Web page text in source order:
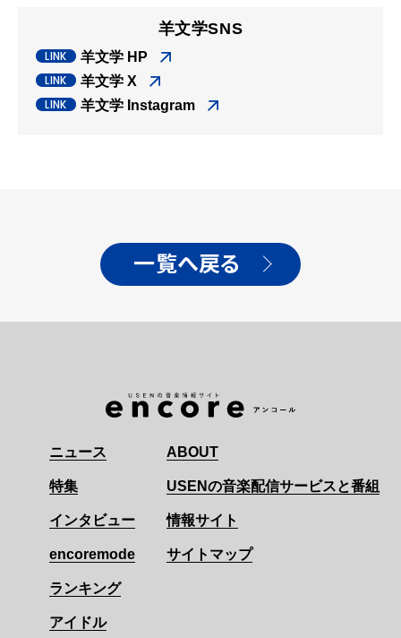
羊文学SNS
羊文学 HP
羊文学 X
羊文学 Instagram
一覧へ戻る
ニュース
特集
インタビュー
encoremode
ランキング
アイドル
ABOUT
USENの音楽配信サービスと番組
情報サイト
サイトマップ